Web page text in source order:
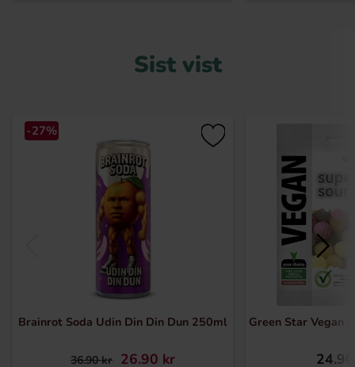
Sist vist
-27%
Brainrot Soda Udin Din Din Dun 250ml
36.90 kr 26.90 kr
Green Star Vegan